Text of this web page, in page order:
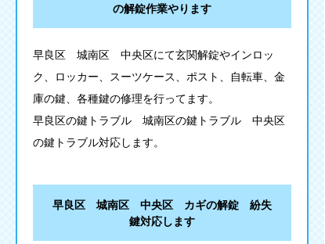
の解錠作業やります
早良区 城南区 中央区にて玄関解錠やインロッ
ク、ロッカー、スーツケース、ポスト、自転車、金
庫の鍵、各種鍵の修理を行ってます。
早良区の鍵トラブル 城南区の鍵トラブル 中央区
の鍵トラブル対応します。
早良区 城南区 中央区 カギの解錠 紛失
鍵対応します